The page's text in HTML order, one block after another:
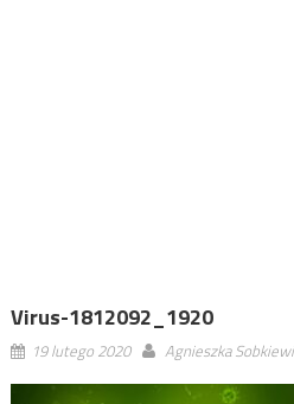
Virus-1812092_1920
19 lutego 2020 Agnieszka